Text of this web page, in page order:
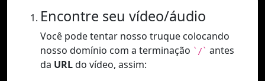
Encontre seu vídeo/áudio
Você pode tentar nosso truque colocando
nosso domínio com a terminação `/` antes
da URLdo vídeo, assim: